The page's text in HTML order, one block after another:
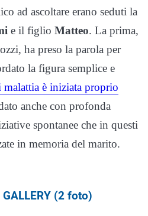
ad ascoltare erano seduti la
e il figlio Matteo. La prima,
ha preso la parola per
la figura semplice e
malattia è iniziata proprio
anche con profonda
spontanee che in questi
in memoria del marito.
GALLERY (2 foto)